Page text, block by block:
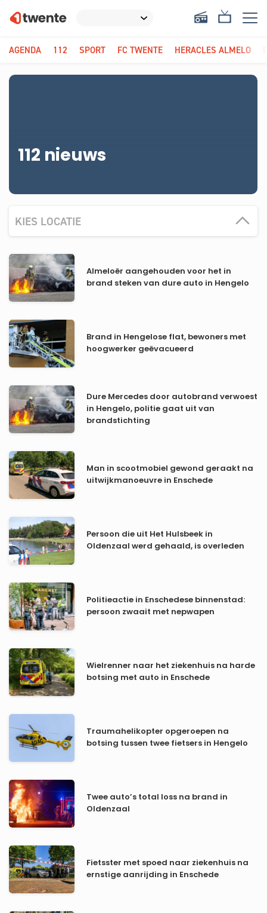
AGENDA 112 SPORT FC TWENTE HERACLES ALMELO
112 nieuws
KIES LOCATIE
Almeloër aangehouden voor het in
brand steken van dure auto in Hengelo
Brand in Hengelose flat, bewoners met
hoogwerker geëvacueerd
Dure Mercedes door autobrand verwoest
in Hengelo, politie gaat uit van
brandstichting
Man in scootmobiel gewond geraakt na
uitwijkmanoeuvre in Enschede
Persoon die uit Het Hulsbeek in
Oldenzaal werd gehaald, is overleden
Politieactie in Enschedese binnenstad:
persoon zwaait met nepwapen
Wielrenner naar het ziekenhuis na harde
botsing met auto in Enschede
Traumahelikopter opgeroepen na
botsing tussen twee fietsers in Hengelo
Twee auto’s total loss na brand in
Oldenzaal
Fietsster met spoed naar ziekenhuis na
ernstige aanrijding in Enschede